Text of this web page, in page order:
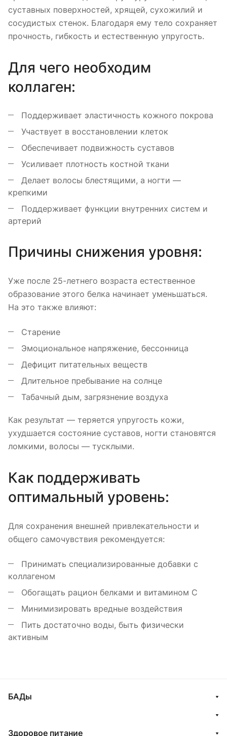
суставных поверхностей, хрящей, сухожилий и
сосудистых стенок. Благодаря ему тело сохраняет
прочность, гибкость и естественную упругость.
Для чего необходим
коллаген:
Поддерживает эластичность кожного покрова
Участвует в восстановлении клеток
Обеспечивает подвижность суставов
Усиливает плотность костной ткани
Делает волосы блестящими, а ногти —
крепкими
Поддерживает функции внутренних систем и
артерий
Причины снижения уровня:
Уже после 25-летнего возраста естественное
образование этого белка начинает уменьшаться.
На это также влияют:
Старение
Эмоциональное напряжение, бессонница
Дефицит питательных веществ
Длительное пребывание на солнце
Табачный дым, загрязнение воздуха
Как результат — теряется упругость кожи,
ухудшается состояние суставов, ногти становятся
ломкими, волосы — тусклыми.
Как поддерживать
оптимальный уровень:
Для сохранения внешней привлекательности и
общего самочувствия рекомендуется:
Принимать специализированные добавки с
коллагеном
Обогащать рацион белками и витамином C
Минимизировать вредные воздействия
Пить достаточно воды, быть физически
активным
БАДы
Здоровое питание